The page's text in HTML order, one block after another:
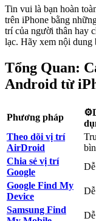
Tin vui là bạn hoàn
trên iPhone bằng
trí của người thân hay
lạc. Hãy xem nội dung
Tổng Quan:
Android từ
Phương pháp
Theo dõi vị trí
AirDroid
Chia sẻ vị trí
Google
Dễ
Google Find My
Device
Dễ
Samsung Find
Dễ